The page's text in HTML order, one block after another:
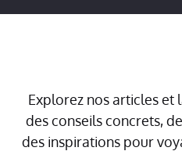
Explorez nos articles et
des conseils concrets,
des inspirations pour